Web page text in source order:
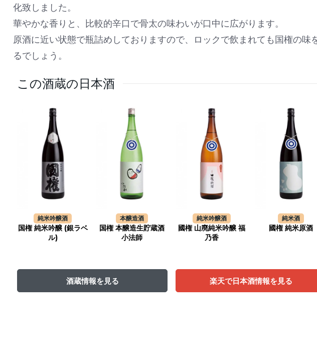
化致しました。
華やかな香りと、比較的辛口で骨太の味わいが口中に広がります。
原酒に近い状態で瓶詰めしておりますので、ロックで飲まれても国権の味
るでしょう。
この酒蔵の日本酒
純米吟醸酒
国権 純米吟醸 (銀ラベ
ル)
本醸造酒
国権 本醸造生貯蔵酒
小法師
純米吟醸酒
國権 山廃純米吟醸 福
乃香
純米酒
國権 純米原酒
酒蔵情報を見る 楽天で日本酒情報を見る